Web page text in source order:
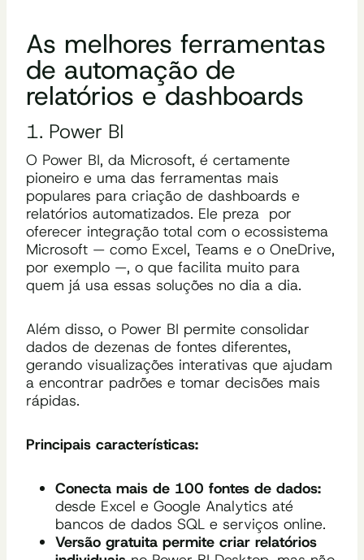
As melhores ferramentas
de automação de
relatórios e dashboards
1. Power BI
O Power BI, da Microsoft, é certamente
pioneiro e uma das ferramentas mais
populares para criação de dashboards e
relatórios automatizados. Ele preza por
oferecer integração total com o ecossistema
Microsoft — como Excel, Teams e o OneDrive,
por exemplo —, o que facilita muito para
quem já usa essas soluções no dia a dia.
Além disso, o Power BI permite consolidar
dados de dezenas de fontes diferentes,
gerando visualizações interativas que ajudam
a encontrar padrões e tomar decisões mais
rápidas.
Principais características:
Conecta mais de 100 fontes de dados:
desde Excel e Google Analytics até
bancos de dados SQL e serviços online.
Versão gratuita permite criar relatórios